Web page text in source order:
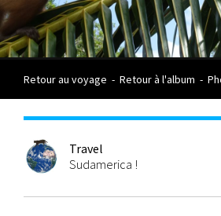
Retour au voyage - Retour à l'album -
Travel
Sudamerica !